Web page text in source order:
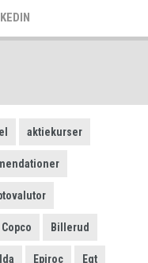
aktiekurser
Billerud
Epiroc Eqt